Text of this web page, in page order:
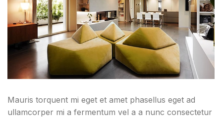
Mauris torquent mi eget et amet phasellus eget ad
ullamcorper mi a fermentum vel a a nunc consectetur